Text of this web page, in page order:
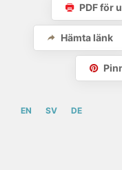
PDF för
Hämta länk
EN SV DE